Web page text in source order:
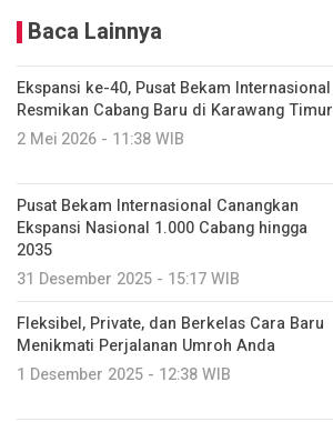
Baca Lainnya
Ekspansi ke-40, Pusat Bekam Internasional
Resmikan Cabang Baru di Karawang Timur
2 Mei 2026 - 11:38 WIB
Pusat Bekam Internasional Canangkan
Ekspansi Nasional 1.000 Cabang hingga
2035
31 Desember 2025 - 15:17 WIB
Fleksibel, Private, dan Berkelas Cara Baru
Menikmati Perjalanan Umroh Anda
1 Desember 2025 - 12:38 WIB